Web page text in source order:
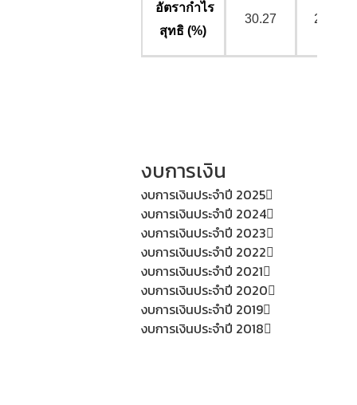
อัตรากำไร
สุทธิ (%)
30.27 27.65
งบการเงิน
งบการเงินประจำปี 2025
งบการเงินประจำปี 2024
งบการเงินประจำปี 2023
งบการเงินประจำปี 2022
งบการเงินประจำปี 2021
งบการเงินประจำปี 2020
งบการเงินประจำปี 2019
งบการเงินประจำปี 2018